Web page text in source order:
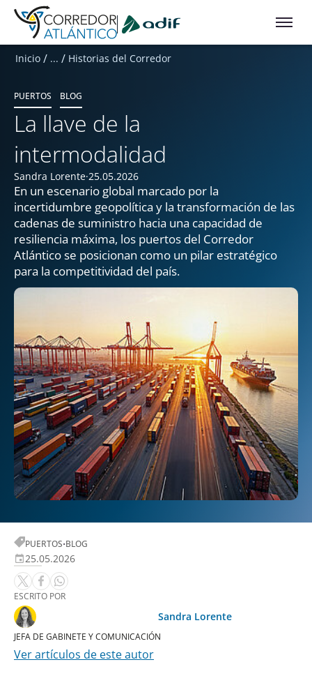
Ir a contenido principal
Inicio / ... / Historias del Corredor
PUERTOS BLOG
La llave de la
intermodalidad
Sandra Lorente 25.05.2026
En un escenario global marcado por la
incertidumbre geopolítica y la transformación de las
cadenas de suministro hacia una capacidad de
resiliencia máxima, los puertos del Corredor
Atlántico se posicionan como un pilar estratégico
para la competitividad del país.
PUERTOS·BLOG
25.05.2026
ESCRITO POR
Sandra Lorente
JEFA DE GABINETE Y COMUNICACIÓN
Ver artículos de este autor